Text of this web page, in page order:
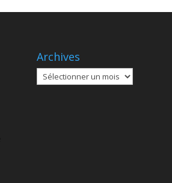
Archives
Archives